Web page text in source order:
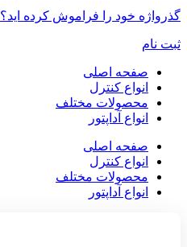
گذرواژه خود را فراموش کرده اید؟
ثبت نام
صفحه اصلی
انواع کنترل
محصولات مختلف
انواع آداپتور
صفحه اصلی
انواع کنترل
محصولات مختلف
انواع آداپتور